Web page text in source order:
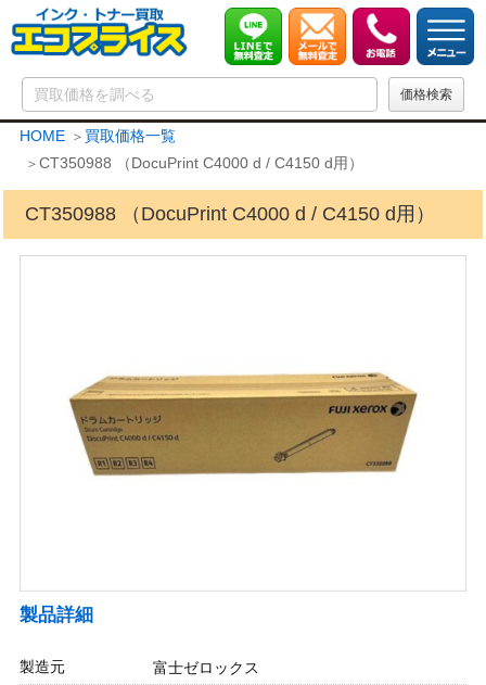
HOME
買取価格一覧
CT350988 （DocuPrint C4000 d / C4150 d用）
CT350988 （DocuPrint C4000 d / C4150 d用）
製品詳細
製造元
富士ゼロックス